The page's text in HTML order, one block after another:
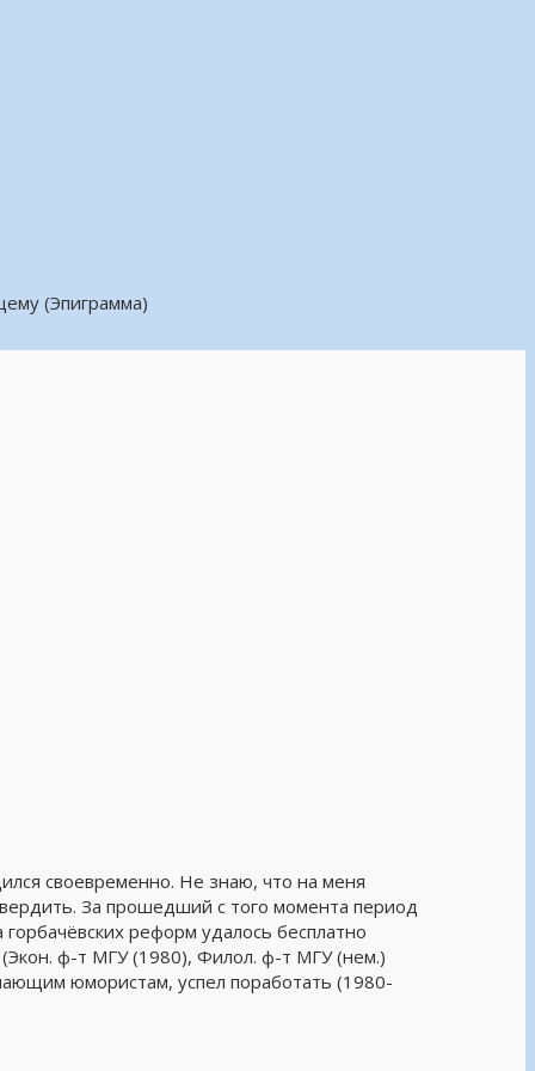
(Эпиграмма)
своевременно. Не знаю, что на меня
За прошедший с того момента период
реформ удалось бесплатно
(Экон. ф-т МГУ (1980), Филол. ф-т МГУ (нем.)
юмористам, успел поработать (1980-